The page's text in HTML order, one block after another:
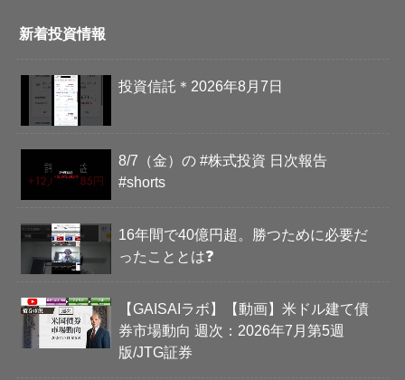
新着投資情報
投資信託＊2026年8月7日
8/7（金）の #株式投資 日次報告
#shorts
16年間で40億円超。勝つために必要だ
ったこととは❓
【GAISAIラボ】【動画】米ドル建て債
券市場動向 週次：2026年7月第5週
版/JTG証券